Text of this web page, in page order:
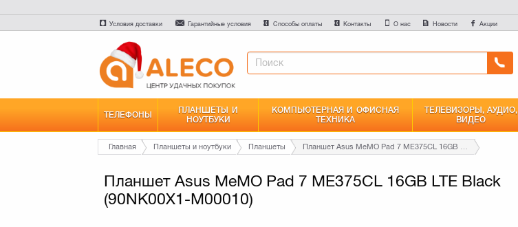
Условия доставки Гарантийные условия Способы оплаты Контакты О нас Новости Акции
ТЕЛЕФОНЫ
ПЛАНШЕТЫ И
НОУТБУКИ
КОМПЬЮТЕРНАЯ И ОФИСНАЯ
ТЕХНИКА
ТЕЛЕВИЗОРЫ, АУДИО,
ВИДЕО
Главная Планшеты и ноутбуки Планшеты
Планшет Asus MeMO Pad 7 ME375CL 16GB LTE Black
(90NK00X1-M00010)